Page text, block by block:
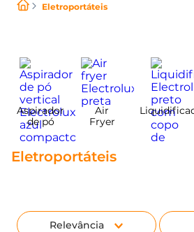
Eletroportáteis
Aspirador
de pó
Air
Fryer
Eletroportáteis
Relevância